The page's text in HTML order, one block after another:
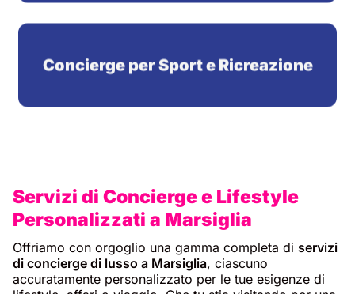
Servizi di Concierge e Lifestyle
Personalizzati a Marsiglia
Offriamo con orgoglio una gamma completa di servizi
di concierge di lusso a Marsiglia, ciascuno
accuratamente personalizzato per le tue esigenze di